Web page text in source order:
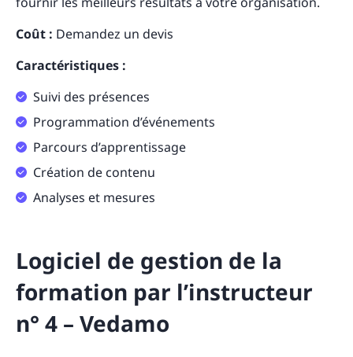
Coût : Demandez un devis
Caractéristiques :
Suivi des présences
Programmation d’événements
Parcours d’apprentissage
Création de contenu
Analyses et mesures
Logiciel de gestion de la
formation par l’instructeur
n° 4 – Vedamo